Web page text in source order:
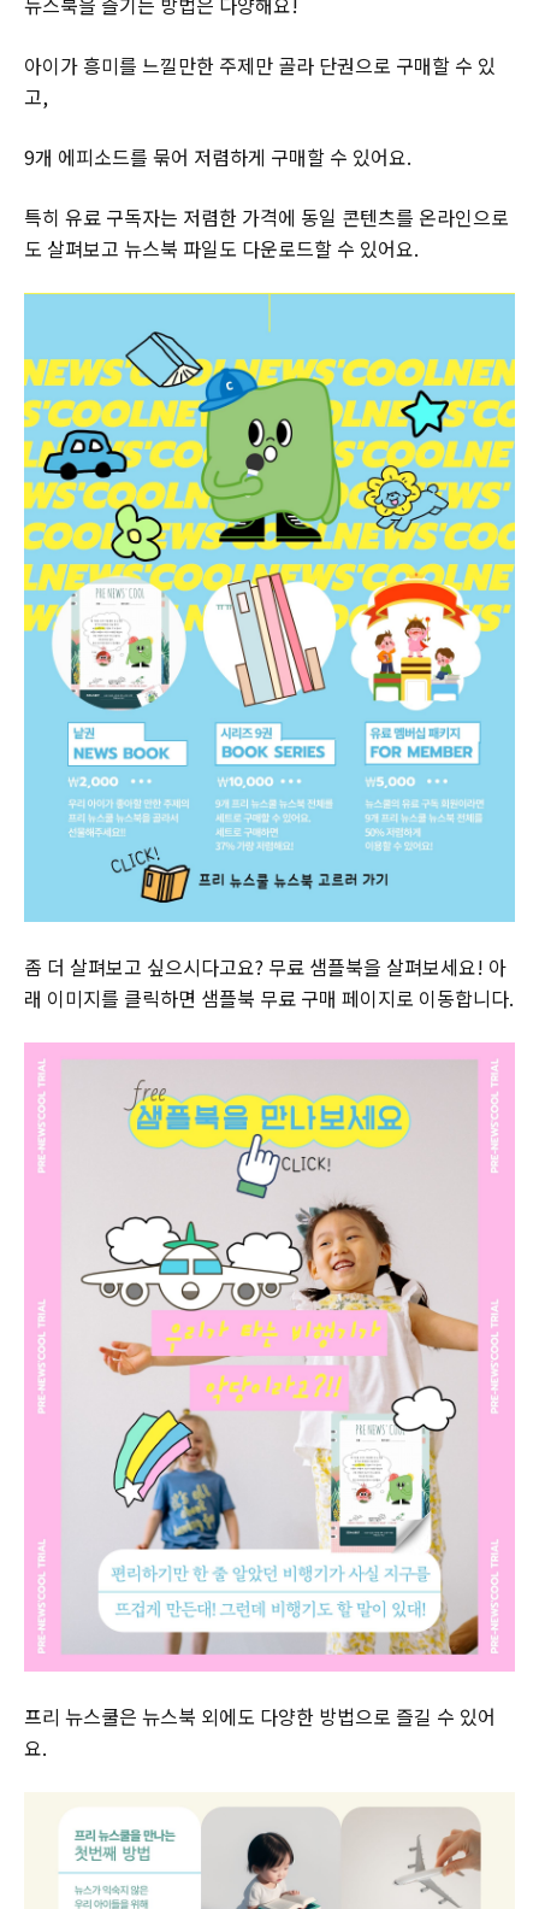
아이가 흥미를 느낄만한 주제만 골라 단권으로 구매할 수 있
고,
9개 에피소드를 묶어 저렴하게 구매할 수 있어요.
특히 유료 구독자는 저렴한 가격에 동일 콘텐츠를 온라인으로
도 살펴보고 뉴스북 파일도 다운로드할 수 있어요.
좀 더 살펴보고 싶으시다고요? 무료 샘플북을 살펴보세요! 아
래 이미지를 클릭하면 샘플북 무료 구매 페이지로 이동합니다.
프리 뉴스쿨은 뉴스북 외에도 다양한 방법으로 즐길 수 있어
요.